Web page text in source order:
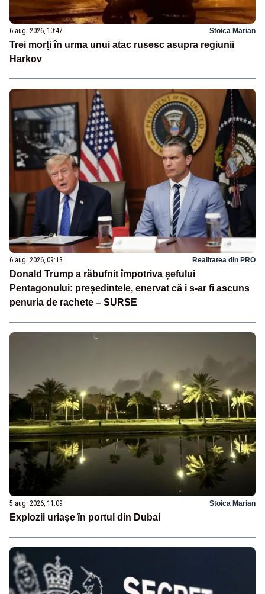
6 aug. 2026, 10:47 Stoica Marian
Trei morți în urma unui atac rusesc asupra regiunii
Harkov
6 aug. 2026, 09:13 Realitatea din PRO
Donald Trump a răbufnit împotriva șefului
Pentagonului: președintele, enervat că i s-ar fi ascuns
penuria de rachete – SURSE
5 aug. 2026, 11:09 Stoica Marian
Explozii uriașe în portul din Dubai